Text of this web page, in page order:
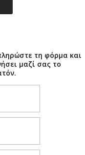
τη φόρμα και
μαζί σας το